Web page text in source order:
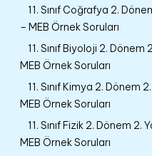
11. Sınıf Coğrafya 2.
– MEB Örnek Soruları
11. Sınıf Biyoloji 2. Dönem
MEB Örnek Soruları
11. Sınıf Kimya 2. Dönem
MEB Örnek Soruları
11. Sınıf Fizik 2. Dönem 2.
MEB Örnek Soruları